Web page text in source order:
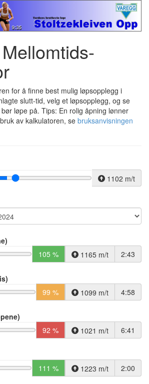
for å finne best mulig løpsopplegg i
slutt-tid, velg et løpsopplegg, og se
løpe på. Tips: En rolig åpning lønner
av kalkulatoren, se bruksanvisningen
1102 m/t
105 % 1165 m/t 2:43
99 % 1099 m/t 4:58
92 % 1021 m/t 6:41
111 % 1223 m/t 2:00